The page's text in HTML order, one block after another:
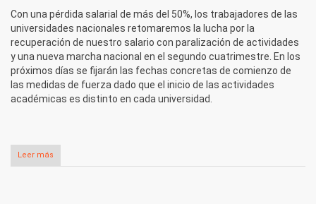
Con una pérdida salarial de más del 50%, los trabajadores de las
universidades nacionales retomaremos la lucha por la
recuperación de nuestro salario con paralización de actividades
y una nueva marcha nacional en el segundo cuatrimestre. En los
próximos días se fijarán las fechas concretas de comienzo de
las medidas de fuerza dado que el inicio de las actividades
académicas es distinto en cada universidad.
Leer más
nacionales